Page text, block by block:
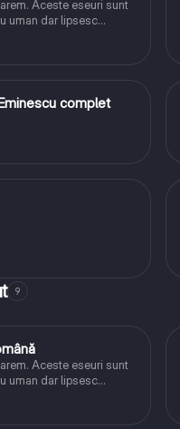
Aceste eseuri sunt
uman dar lipsesc
complet
9
Aceste eseuri sunt
uman dar lipsesc